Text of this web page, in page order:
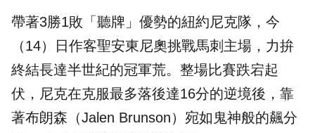
帶著3勝1敗「聽牌」優勢的紐約尼克隊，今
（14）日作客聖安東尼奧挑戰馬刺 主場，力拚
終結長達半世紀的冠軍荒。整場比賽跌宕起
伏，尼克在克服最多落後達16分的逆境後，靠
著布朗森（Jalen Brunson）宛如鬼神般的飆分